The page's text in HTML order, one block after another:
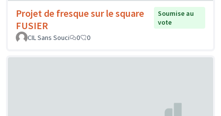
Projet de fresque sur le square
FUSIER
Soumise au
vote
CIL Sans Souci
0 0